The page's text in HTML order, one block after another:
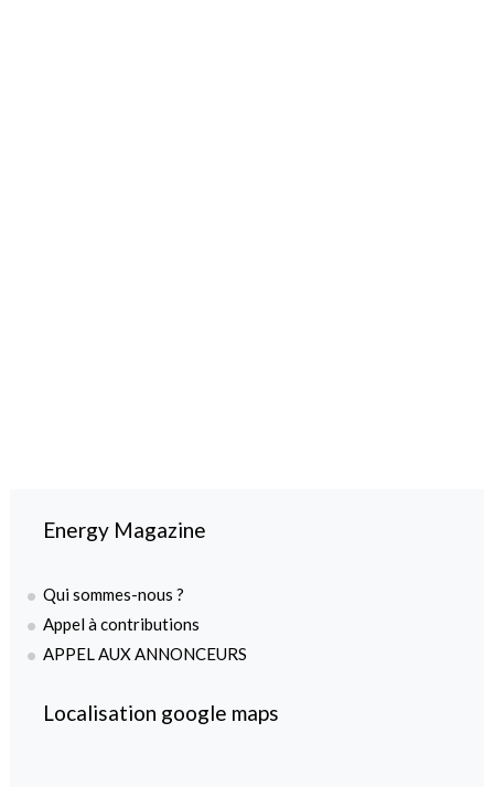
Energy Magazine
Qui sommes-nous ?
Appel à contributions
APPEL AUX ANNONCEURS
Localisation google maps